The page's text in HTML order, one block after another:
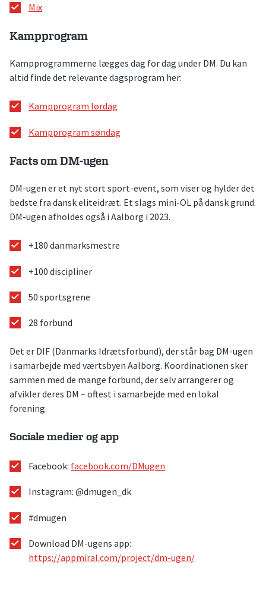
Mix
Kampprogram
Kampprogrammerne lægges dag for dag under DM. Du kan
altid finde det relevante dagsprogram her:
Kampprogram lørdag
Kampprogram søndag
Facts om DM-ugen
DM-ugen er et nyt stort sport-event, som viser og hylder det
bedste fra dansk eliteidræt. Et slags mini-OL på dansk grund.
DM-ugen afholdes også i Aalborg i 2023.
+180 danmarksmestre
+100 discipliner
50 sportsgrene
28 forbund
Det er DIF (Danmarks Idrætsforbund), der står bag DM-ugen
i samarbejde med værtsbyen Aalborg. Koordinationen sker
sammen med de mange forbund, der selv arrangerer og
afvikler deres DM – oftest i samarbejde med en lokal
forening.
Sociale medier og app
Facebook: facebook.com/DMugen
Instagram: @dmugen_dk
#dmugen
Download DM-ugens app:
https://appmiral.com/project/dm-ugen/